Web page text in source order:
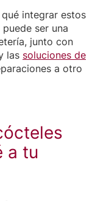
integrar estos
ser una
junto con
las soluciones de
a otro
a tu